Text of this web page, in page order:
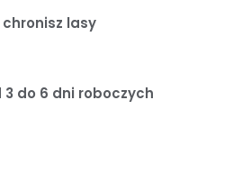
lasy
3 do 6 dni roboczych